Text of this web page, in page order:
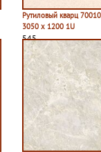
Рутиловый кварц
3050 х 1200 1U
545